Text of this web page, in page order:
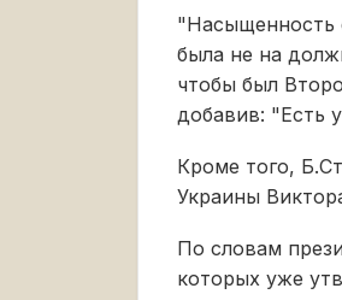
"Насыщенность
была не на
чтобы был
добавив: "Есть
Кроме того,
Украины
По словам
которых уже